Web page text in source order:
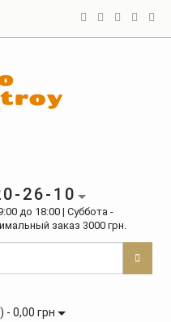
26-10
до 18:00 | Суббота -
заказ 3000 грн.
- 0,00 грн